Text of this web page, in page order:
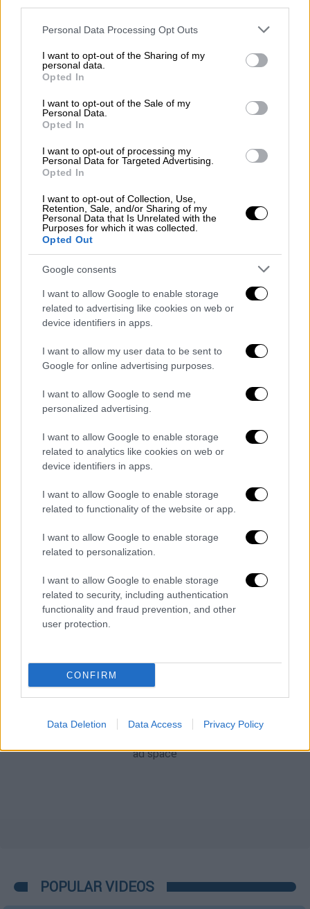
Please note that this website/app uses one or more Google
not limited to your visit or usage behaviour. You may click to
grant or deny consent to Google and its third-party tags to
use your data for below specified purposes in below Google
consent section.
Personal Data Processing Opt Outs
I want to opt-out of the Sharing of my
personal data.
Opted In
I want to opt-out of the Sale of my
Personal Data.
Opted In
I want to opt-out of processing my
Personal Data for Targeted Advertising.
Opted In
I want to opt-out of Collection, Use,
Retention, Sale, and/or Sharing of my
Personal Data that Is Unrelated with the
Purposes for which it was collected.
Opted Out
Google consents
I want to allow Google to enable storage
related to advertising like cookies on web or
device identifiers in apps.
I want to allow my user data to be sent to
Google for online advertising purposes.
I want to allow Google to send me
personalized advertising.
I want to allow Google to enable storage
related to analytics like cookies on web or
device identifiers in apps.
I want to allow Google to enable storage
related to functionality of the website or app.
I want to allow Google to enable storage
related to personalization.
I want to allow Google to enable storage
related to security, including authentication
functionality and fraud prevention, and other
user protection.
CONFIRM
Data Deletion Data Access Privacy Policy
Lifestyle|04.05.2019 18:15
Μαντόνα: Έδωσε 5 εκατ. δολάρια για τα
ολογράμματά της στη σκηνή των
Billboard
την τσέπη της 5 εκατ. δολάρια στους
διοργανωτές για να είναι 100% σίγουρη ότι
Billboard θα μείνει αξέχαστη
Billboard Music Awards: O Drake
Ο Drake εκδήλωσε την αγάπη του για τη
μητέρα του, όταν παρέλαβε το βραβείο
νικητές
τραγουδίστρια
Billboard
Drake
Τέιλορ Σουίφτ
2022
Μαρκ Άντονι
ειδήσεις τώρα
POPULAR VIDEOS